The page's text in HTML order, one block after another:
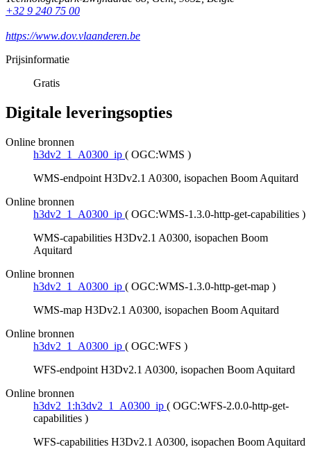
+32 9 240 75 00
https://www.dov.vlaanderen.be
Prijsinformatie
Gratis
Digitale leveringsopties
Online bronnen
h3dv2_1_A0300_ip ( OGC:WMS )
WMS-endpoint H3Dv2.1 A0300, isopachen Boom Aquitard
Online bronnen
h3dv2_1_A0300_ip ( OGC:WMS-1.3.0-http-get-capabilities )
WMS-capabilities H3Dv2.1 A0300, isopachen Boom
Aquitard
Online bronnen
h3dv2_1_A0300_ip ( OGC:WMS-1.3.0-http-get-map )
WMS-map H3Dv2.1 A0300, isopachen Boom Aquitard
Online bronnen
h3dv2_1_A0300_ip ( OGC:WFS )
WFS-endpoint H3Dv2.1 A0300, isopachen Boom Aquitard
Online bronnen
h3dv2_1:h3dv2_1_A0300_ip ( OGC:WFS-2.0.0-http-get-
capabilities )
WFS-capabilities H3Dv2.1 A0300, isopachen Boom Aquitard